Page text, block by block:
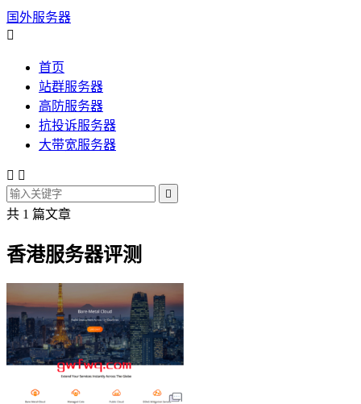
国外服务器

首页
站群服务器
高防服务器
抗投诉服务器
大带宽服务器
 

共 1 篇文章
香港服务器评测